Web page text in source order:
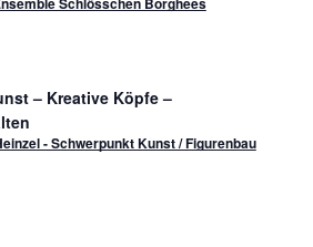
– Kreative Köpfe –
- Schwerpunkt Kunst / Figurenbau